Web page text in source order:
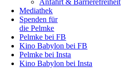
Anfahrt & Barrierefreiheit
Mediathek
Spenden für
die Pelmke
Pelmke bei FB
Kino Babylon bei FB
Pelmke bei Insta
Kino Babylon bei Insta